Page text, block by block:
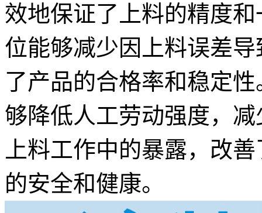
效地保证了上料的精度
位能够减少因上料误差
了产品的合格率和稳定
够降低人工劳动强度，
上料工作中的暴露，改
的安全和健康。